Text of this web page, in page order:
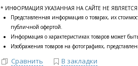
* ИНФОРМАЦИЯ УКАЗАННАЯ НА САЙТЕ НЕ
Представленная информация о товарах, их
публичной офертой.
Информация о характеристиках товаров может
Изображения товаров на фотографиях,
Сравнить В закладки